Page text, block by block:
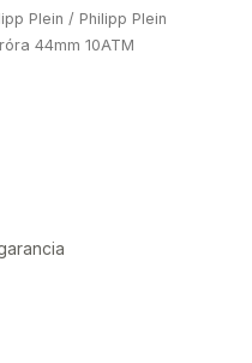
Plein / Philipp Plein
44mm 10ATM